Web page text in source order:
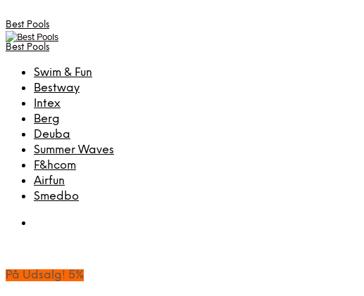
Best Pools
Best Pools
Swim & Fun
Bestway
Intex
Berg
Deuba
Summer Waves
F&hcom
Airfun
Smedbo
På Udsalg! 5%